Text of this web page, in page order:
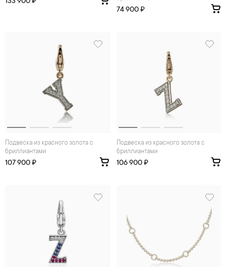
74 900 ₽
Подвеска из красного золота с
бриллиантами
107 900 ₽
Подвеска из красного золота с
бриллиантами
106 900 ₽